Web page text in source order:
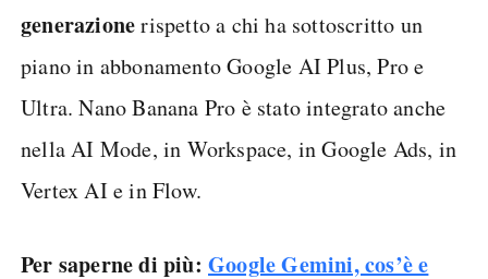
generazionerispetto a chi ha sottoscritto un
piano in abbonamento Google AI Plus, Pro e
Ultra. Nano Banana Pro è stato integrato anche
nella AI Mode, in Workspace, in Google Ads, in
Vertex AI e in Flow.
Per saperne di più: Google Gemini, cos’è e